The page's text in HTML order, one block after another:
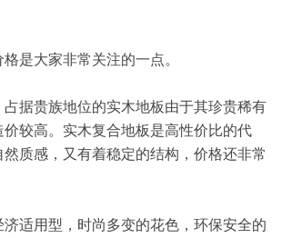
是大家非常关注的一点。
据贵族地位的实木地板由于其珍贵稀有
价较高。实木复合地板是高性价比的代
质感，又有着稳定的结构，价格还非常
济适用型，时尚多变的花色，环保安全的